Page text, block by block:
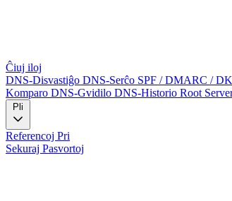
Ĉiuj iloj
DNS-Disvastiĝo DNS-Serĉo SPF / DMARC /
Komparo DNS-Gvidilo DNS-Historio Root
Referencoj Pri
Sekuraj Pasvortoj